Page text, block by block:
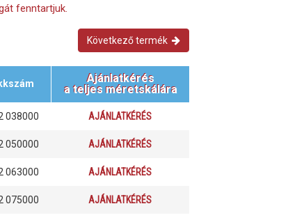
fenntartjuk.
Következő termék
Ajánlatkérés
a teljes méretskálára
038000 AJÁNLATKÉRÉS
050000 AJÁNLATKÉRÉS
063000 AJÁNLATKÉRÉS
075000 AJÁNLATKÉRÉS